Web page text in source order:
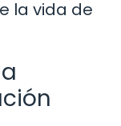
la vida de